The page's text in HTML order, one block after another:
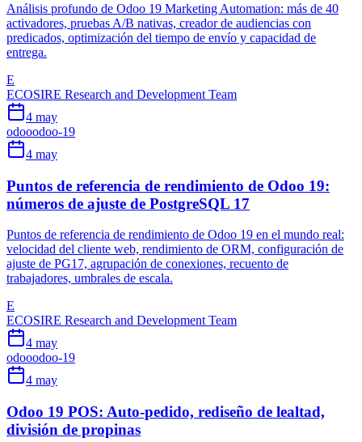
Análisis profundo de Odoo 19 Marketing Automation: más de 40
activadores, pruebas A/B nativas, creador de audiencias con
predicados, optimización del tiempo de envío y capacidad de
entrega.
E
ECOSIRE Research and Development Team
4 may
odooodoo-19
4 may
Puntos de referencia de rendimiento de Odoo 19:
números de ajuste de PostgreSQL 17
Puntos de referencia de rendimiento de Odoo 19 en el mundo real:
velocidad del cliente web, rendimiento de ORM, configuración de
ajuste de PG17, agrupación de conexiones, recuento de
trabajadores, umbrales de escala.
E
ECOSIRE Research and Development Team
4 may
odooodoo-19
4 may
Odoo 19 POS: Auto-pedido, rediseño de lealtad,
división de propinas